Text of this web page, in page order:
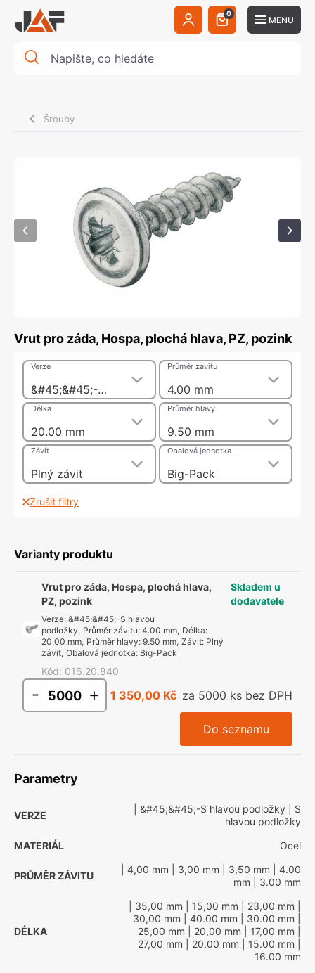
0
MENU
Šrouby
Vrut pro záda, Hospa, plochá hlava, PZ, pozink
&#45;&#45;-S hlavou podložky
Verze
4.00 mm
Průměr závitu
20.00 mm
Délka
9.50 mm
Průměr hlavy
Plný závit
Závit
Big-Pack
Obalová jednotka
Zrušit filtry
Varianty produktu
Vrut pro záda, Hospa, plochá hlava,
PZ, pozink
Verze:&#45;&#45;-S hlavou
podložky, Průměr závitu:4.00 mm, Délka:
20.00 mm, Průměr hlavy:9.50 mm, Závit: Plný
závit, Obalová jednotka: Big-Pack
Kód: 016.20.840
Skladem u
dodavatele
- + 1 350,00 Kč za 5000 ks bez DPH
Do seznamu
Parametry
VERZE
| &#45;&#45;-S hlavou podložky | S
hlavou podložky
MATERIÁL
Ocel
PRŮMĚR ZÁVITU
| 4,00 mm | 3,00 mm | 3,50 mm | 4.00
mm | 3.00 mm
DÉLKA
| 35,00 mm | 15,00 mm | 23,00 mm
30,00 mm | 40.00 mm | 30.00 mm
25,00 mm | 20,00 mm | 17,00 mm
27,00 mm | 20.00 mm | 15.00 mm
16.00 mm